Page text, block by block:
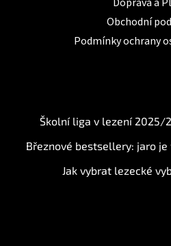
Obchodní
Podmínky ochrany
Školní liga v lezení 2025/
Březnové bestsellery: jaro
Jak vybrat lezecké